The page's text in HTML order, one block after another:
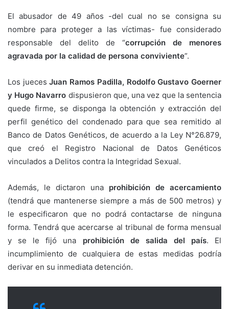
El abusador de 49 años -del cual no se consigna su
nombre para proteger a las víctimas- fue considerado
responsable del delito de “corrupción de menores
agravada por la calidad de persona conviviente”.
Los juecesJuan Ramos Padilla, Rodolfo Gustavo Goerner
y Hugo Navarro dispusieron que, una vez que la sentencia
quede firme, se disponga la obtención y extracción del
perfil genético del condenado para que sea remitido al
Banco de Datos Genéticos, de acuerdo a la Ley N°26.879,
que creó el Registro Nacional de Datos Genéticos
vinculados a Delitos contra la Integridad Sexual.
Además, le dictaron una prohibición de acercamiento
(tendrá que mantenerse siempre a más de 500 metros) y
le especificaron que no podrá contactarse de ninguna
forma. Tendrá que acercarse al tribunal de forma mensual
y se le fijó una prohibición de salida del país. El
incumplimiento de cualquiera de estas medidas podría
derivar en su inmediata detención.